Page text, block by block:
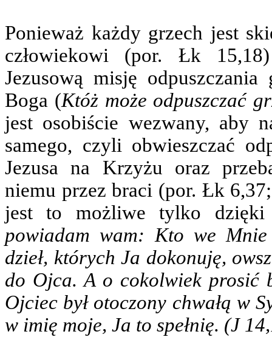
Ponieważ każdy grzech jest
człowiekowi (por. Łk
Jezusową misję
Boga (Któż może odpuszczać
jest osobiście wezwany, aby
samego, czyli obwieszczać
Jezusa na Krzyżu oraz
niemu przez braci (por. Łk
jest to możliwe tylko dzięki
powiadam wam: Kto we Mnie
dzieł, których Ja dokonuję,
do Ojca. A o cokolwiek prosić
Ojciec był otoczony chwałą w
w imię moje, Ja to spełnię. (J